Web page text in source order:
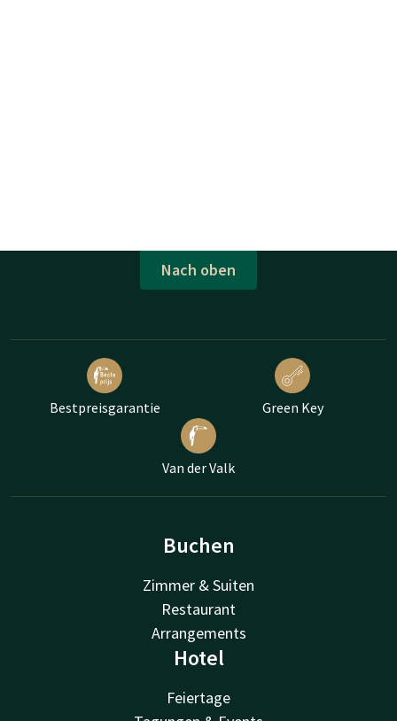
Nach oben
Bestpreisgarantie Green Key
Van der Valk
Buchen
Zimmer & Suiten
Restaurant
Arrangements
Hotel
Feiertage